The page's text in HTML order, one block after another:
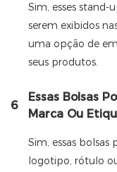
Sim, esses
serem exibidos
uma opção de
seus produtos.
6
Essas Bolsas
Marca Ou
Sim, essas
logotipo, rótulo